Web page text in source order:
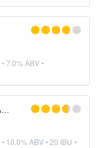
• 7.0% ABV •
DUCLAW BREWING COMPANY
• 10.0% ABV • 20 IBU •